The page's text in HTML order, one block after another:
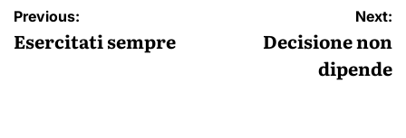
Navigazione
articoli
Previous:
Esercitati sempre
Next:
Decisione non
dipende